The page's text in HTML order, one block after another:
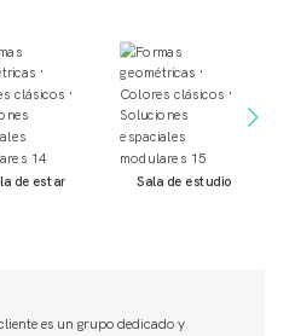
de estar Sala de estudio
es un grupo dedicado y